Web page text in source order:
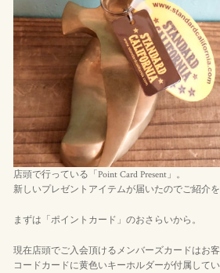
店頭で行っている「Point Card Present」。
新しいプレゼントアイテムが届いたのでご紹介を
まずは「ポイントカード」のおさらいから。
現在店頭でご入会頂けるメンバーズカードはお
コードカードに黄色いキーホルダーが付属してい